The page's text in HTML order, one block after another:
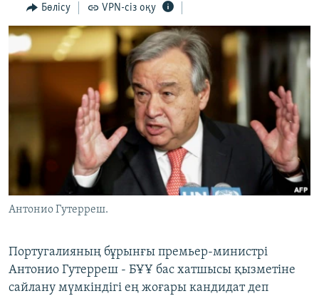
to
Search
ӘЛЕУМЕТ
ӘЛЕМ
АРНАЙЫ ЖОБАЛАР
Русский
Басқа тілдерде
Бөлісу VPN-сіз оқу
Антонио Гутерреш.
Португалияның бұрынғы премьер-министрі
Антонио Гутерреш - БҰҰ бас хатшысы қызметіне
сайлану мүмкіндігі ең жоғары кандидат деп